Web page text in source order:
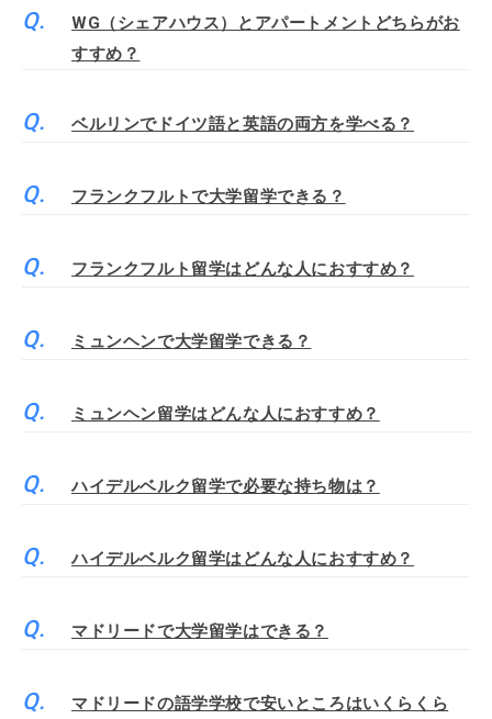
WG（シェアハウス）とアパートメントどちらがお
すすめ？
ベルリンでドイツ語と英語の両方を学べる？
フランクフルトで大学留学できる？
フランクフルト留学はどんな人におすすめ？
ミュンヘンで大学留学できる？
ミュンヘン留学はどんな人におすすめ？
ハイデルベルク留学で必要な持ち物は？
ハイデルベルク留学はどんな人におすすめ？
マドリードで大学留学はできる？
マドリードの語学学校で安いところはいくらくら